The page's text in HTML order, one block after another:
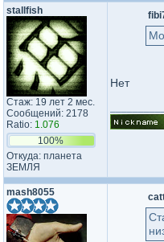
stallfish
Стаж: 19 лет 2 мес.
Сообщений: 2178
Ratio: 1.076
100%
Откуда: планета
ЗЕМЛЯ
Нет
mash8055